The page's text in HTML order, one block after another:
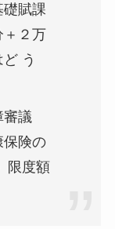
礎賦課
＋２万
う
議
険の
限度額